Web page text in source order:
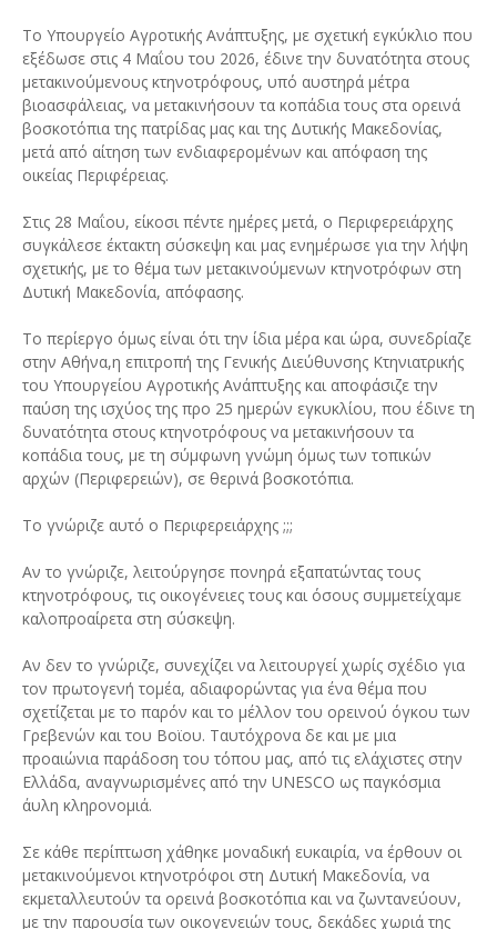
Το Υπουργείο Αγροτικής Ανάπτυξης, με σχετική εγκύκλιο που
εξέδωσε στις 4 Μαΐου του 2026, έδινε την δυνατότητα στους
μετακινούμενους κτηνοτρόφους, υπό αυστηρά μέτρα
βιοασφάλειας, να μετακινήσουν τα κοπάδια τους στα ορεινά
βοσκοτόπια της πατρίδας μας και της Δυτικής Μακεδονίας,
μετά από αίτηση των ενδιαφερομένων και απόφαση της
οικείας Περιφέρειας.
Στις 28 Μαΐου, είκοσι πέντε ημέρες μετά, ο Περιφερειάρχης
συγκάλεσε έκτακτη σύσκεψη και μας ενημέρωσε για την λήψη
σχετικής, με το θέμα των μετακινούμενων κτηνοτρόφων στη
Δυτική Μακεδονία, απόφασης.
Το περίεργο όμως είναι ότι την ίδια μέρα και ώρα, συνεδρίαζε
στην Αθήνα,η επιτροπή της Γενικής Διεύθυνσης Κτηνιατρικής
του Υπουργείου Αγροτικής Ανάπτυξης και αποφάσιζε την
παύση της ισχύος της προ 25 ημερών εγκυκλίου, που έδινε τη
δυνατότητα στους κτηνοτρόφους να μετακινήσουν τα
κοπάδια τους, με τη σύμφωνη γνώμη όμως των τοπικών
αρχών (Περιφερειών), σε θερινά βοσκοτόπια.
Το γνώριζε αυτό ο Περιφερειάρχης ;;;
Αν το γνώριζε, λειτούργησε πονηρά εξαπατώντας τους
κτηνοτρόφους, τις οικογένειες τους και όσους συμμετείχαμε
καλοπροαίρετα στη σύσκεψη.
Αν δεν το γνώριζε, συνεχίζει να λειτουργεί χωρίς σχέδιο για
τον πρωτογενή τομέα, αδιαφορώντας για ένα θέμα που
σχετίζεται με το παρόν και το μέλλον του ορεινού όγκου των
Γρεβενών και του Βοϊου. Ταυτόχρονα δε και με μια
προαιώνια παράδοση του τόπου μας, από τις ελάχιστες στην
Ελλάδα, αναγνωρισμένες από την UNESCO ως παγκόσμια
άυλη κληρονομιά.
Σε κάθε περίπτωση χάθηκε μοναδική ευκαιρία, να έρθουν οι
μετακινούμενοι κτηνοτρόφοι στη Δυτική Μακεδονία, να
εκμεταλλευτούν τα ορεινά βοσκοτόπια και να ζωντανεύουν,
με την παρουσία των οικογενειών τους, δεκάδες χωριά της